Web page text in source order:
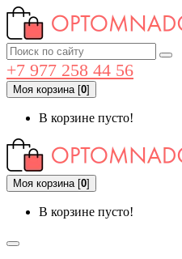
+7 977 258 44 56
Моя корзина[0]
В корзине пусто!
Моя корзина[0]
В корзине пусто!